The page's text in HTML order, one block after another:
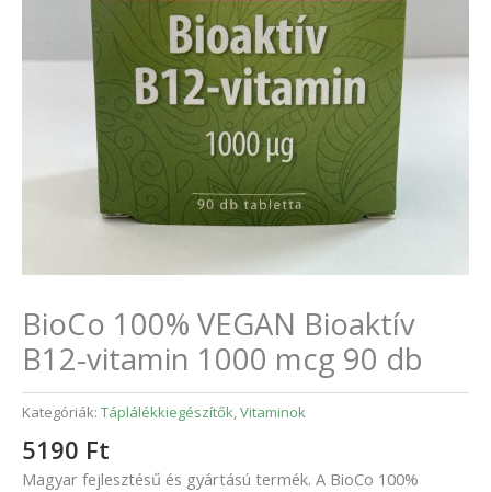
BioCo 100% VEGAN Bioaktív
B12-vitamin 1000 mcg 90 db
Kategóriák: Táplálékkiegészítők,Vitaminok
5190 Ft
Magyar fejlesztésű és gyártású termék. A BioCo 100%